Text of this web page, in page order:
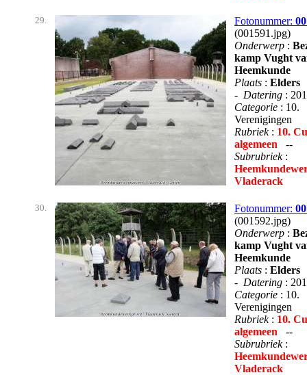
29. Fotonummer:
(001591.jpg)
Onderwerp :
kamp Vught
Heemkunde
Plaats : Elders
- Datering :
Categorie : 10.
Verenigingen
Rubriek : 10.
algemeen --
Subrubriek :
Vladerack
30. Fotonummer:
(001592.jpg)
Onderwerp :
kamp Vught
Heemkunde
Plaats : Elders
- Datering :
Categorie : 10.
Verenigingen
Rubriek : 10.
algemeen --
Subrubriek :
Vladerack